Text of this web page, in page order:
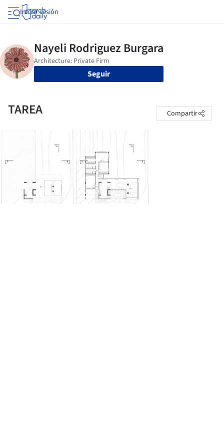
Iniciar sesión
Seguir
TAREA Compartir